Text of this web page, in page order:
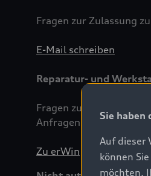
Fragen zur Zulassung
E-Mail schreiben
Reparatur- und
Fragen zur Fachliteratur
Anfragen zu
Zu erWin
Sie haben
Auf dieser
können
möchten.